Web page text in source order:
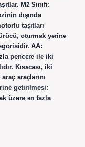
M2 Sınıfı:
dışında
taşıtları
oturmak yerine
AA:
pencere ile iki
Kısacası, iki
araçlarını
getirilmesi:
üzere en fazla